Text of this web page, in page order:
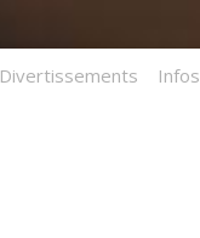
Divertissements Infos